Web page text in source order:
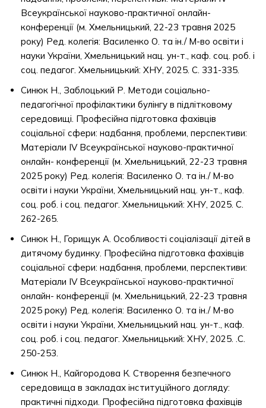
Всеукраїнської науково-практичної онлайн-
конференції (м. Хмельницький, 22-23 травня 2025
року) Ред. колегія: Василенко О. та ін./ М-во освіти і
науки України, Хмельницький нац. ун-т., каф. соц. роб. і
соц. педагог. Хмельницький: ХНУ, 2025. С. 331-335.
Синюк Н., Заблоцький Р. Методи соціально-
педагогічної профілактики булінгу в підлітковому
середовищі. Професійна підготовка фахівців
соціальної сфери: надбання, проблеми, перспективи:
Матеріали IV Всеукраїнської науково-практичної
онлайн- конференції (м. Хмельницький, 22-23 травня
2025 року) Ред. колегія: Василенко О. та ін./ М-во
освіти і науки України, Хмельницький нац. ун-т., каф.
соц. роб. і соц. педагог. Хмельницький: ХНУ, 2025. С.
262-265.
Синюк Н., Горищук А. Особливості соціалізації дітей в
дитячому будинку. Професійна підготовка фахівців
соціальної сфери: надбання, проблеми, перспективи:
Матеріали IV Всеукраїнської науково-практичної
онлайн- конференції (м. Хмельницький, 22-23 травня
2025 року) Ред. колегія: Василенко О. та ін./ М-во
освіти і науки України, Хмельницький нац. ун-т., каф.
соц. роб. і соц. педагог. Хмельницький: ХНУ, 2025. .С.
250-253.
Синюк Н., Кайгородова К. Створення безпечного
середовища в закладах інституційного догляду:
практичні підходи. Професійна підготовка фахівців